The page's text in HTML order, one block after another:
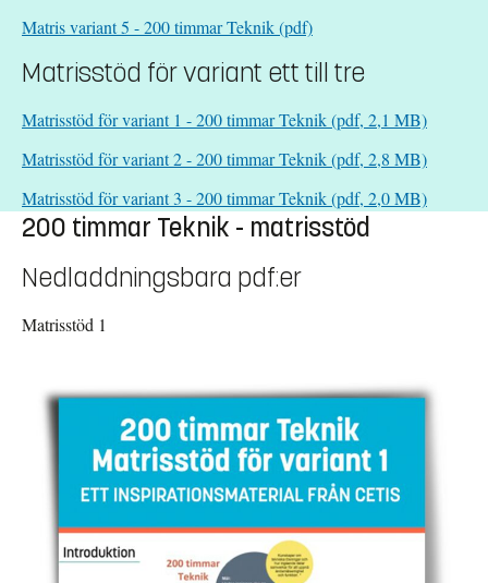
Matris variant 5 - 200 timmar Teknik (pdf)
Matrisstöd för variant ett till tre
Matrisstöd för variant 1 - 200 timmar Teknik (pdf, 2,1 MB)
Matrisstöd för variant 2 - 200 timmar Teknik (pdf, 2,8 MB)
Matrisstöd för variant 3 - 200 timmar Teknik (pdf, 2,0 MB)
200 timmar Teknik - matrisstöd
Nedladdningsbara pdf:er
Matrisstöd 1